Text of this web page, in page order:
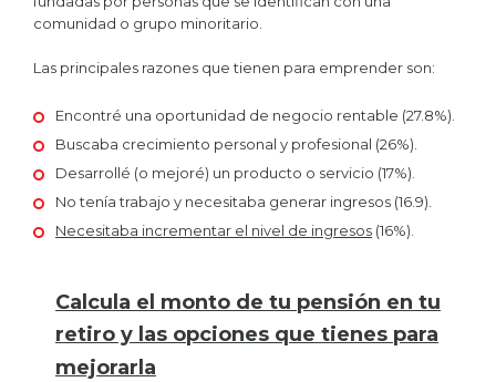
comunidad o grupo minoritario.
Las principales razones que tienen para emprender son:
Encontré una oportunidad de negocio rentable (27.8%).
Buscaba crecimiento personal y profesional (26%).
Desarrollé (o mejoré) un producto o servicio (17%).
No tenía trabajo y necesitaba generar ingresos (16.9).
Necesitaba incrementar el nivel de ingresos (16%).
Calcula el monto de tu pensión en tu
retiro y las opciones que tienes para
mejorarla